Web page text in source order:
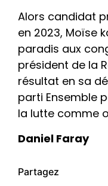
Alors candidat
en 2023, Moïse
paradis aux
président de la
résultat en sa
parti Ensemble
la lutte comme
Daniel Faray
Partagez